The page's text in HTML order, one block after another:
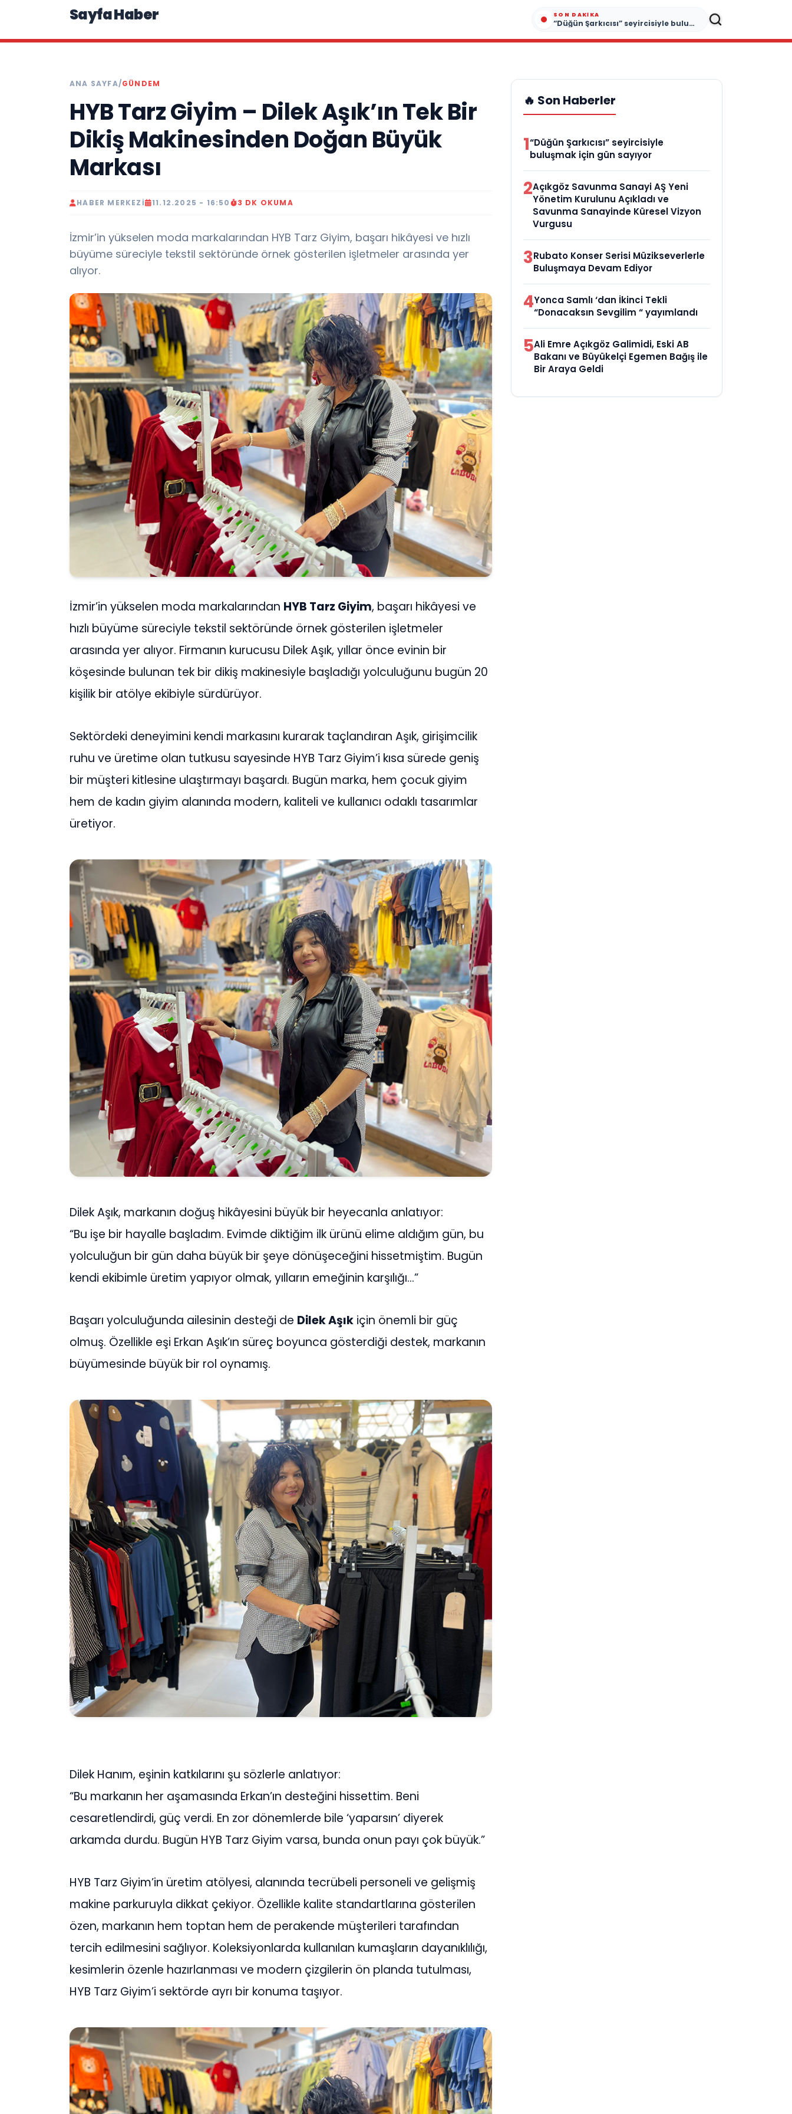
Sayfa Haber SON DAKIKA
“Düğün Şarkıcısı” seyircisiyle buluşmak için gün sayıyor
ANA SAYFA/GÜNDEM
HYB Tarz Giyim – Dilek Aşık’ın Tek Bir
Dikiş Makinesinden Doğan Büyük
Markası
HABER MERKEZI 11.12.2025 - 16:50 3 DK OKUMA
İzmir’in yükselen moda markalarından HYB Tarz Giyim, başarı hikâyesi ve hızlı
büyüme süreciyle tekstil sektöründe örnek gösterilen işletmeler arasında yer
alıyor.
İzmir’in yükselen moda markalarından HYB Tarz Giyim, başarı hikâyesi ve
hızlı büyüme süreciyle tekstil sektöründe örnek gösterilen işletmeler
arasında yer alıyor. Firmanın kurucusu Dilek Aşık, yıllar önce evinin bir
köşesinde bulunan tek bir dikiş makinesiyle başladığı yolculuğunu bugün 20
kişilik bir atölye ekibiyle sürdürüyor.
Sektördeki deneyimini kendi markasını kurarak taçlandıran Aşık, girişimcilik
ruhu ve üretime olan tutkusu sayesinde HYB Tarz Giyim’i kısa sürede geniş
bir müşteri kitlesine ulaştırmayı başardı. Bugün marka, hem çocuk giyim
hem de kadın giyim alanında modern, kaliteli ve kullanıcı odaklı tasarımlar
üretiyor.
Dilek Aşık, markanın doğuş hikâyesini büyük bir heyecanla anlatıyor:
“Bu işe bir hayalle başladım. Evimde diktiğim ilk ürünü elime aldığım gün, bu
yolculuğun bir gün daha büyük bir şeye dönüşeceğini hissetmiştim. Bugün
kendi ekibimle üretim yapıyor olmak, yılların emeğinin karşılığı…”
Başarı yolculuğunda ailesinin desteği de Dilek Aşık için önemli bir güç
olmuş. Özellikle eşi Erkan Aşık’ın süreç boyunca gösterdiği destek, markanın
büyümesinde büyük bir rol oynamış.
Dilek Hanım, eşinin katkılarını şu sözlerle anlatıyor:
“Bu markanın her aşamasında Erkan’ın desteğini hissettim. Beni
cesaretlendirdi, güç verdi. En zor dönemlerde bile ‘yaparsın’ diyerek
arkamda durdu. Bugün HYB Tarz Giyim varsa, bunda onun payı çok büyük.”
HYB Tarz Giyim’in üretim atölyesi, alanında tecrübeli personeli ve gelişmiş
makine parkuruyla dikkat çekiyor. Özellikle kalite standartlarına gösterilen
özen, markanın hem toptan hem de perakende müşterileri tarafından
tercih edilmesini sağlıyor. Koleksiyonlarda kullanılan kumaşların dayanıklılığı,
kesimlerin özenle hazırlanması ve modern çizgilerin ön planda tutulması,
HYB Tarz Giyim’i sektörde ayrı bir konuma taşıyor.
🔥 Son Haberler
1“Düğün Şarkıcısı” seyircisiyle
buluşmak için gün sayıyor
2Açıkgöz Savunma Sanayi AŞ Yeni
Yönetim Kurulunu Açıkladı ve
Savunma Sanayinde Küresel Vizyon
Vurgusu
3Rubato Konser Serisi Müzikseverlerle
Buluşmaya Devam Ediyor
4Yonca Samlı ‘dan İkinci Tekli
“Donacaksın Sevgilim “ yayımlandı
5Ali Emre Açıkgöz Galimidi, Eski AB
Bakanı ve Büyükelçi Egemen Bağış ile
Bir Araya Geldi